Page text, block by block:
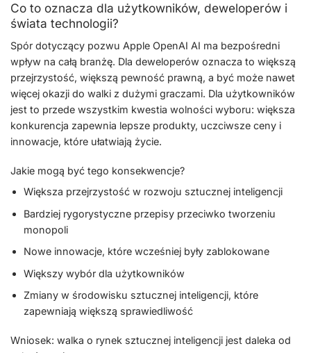
Co to oznacza dla użytkowników, deweloperów i
świata technologii?
Spór dotyczący pozwu Apple OpenAI AI ma bezpośredni
wpływ na całą branżę. Dla deweloperów oznacza to większą
przejrzystość, większą pewność prawną, a być może nawet
więcej okazji do walki z dużymi graczami. Dla użytkowników
jest to przede wszystkim kwestia wolności wyboru: większa
konkurencja zapewnia lepsze produkty, uczciwsze ceny i
innowacje, które ułatwiają życie.
Jakie mogą być tego konsekwencje?
Większa przejrzystość w rozwoju sztucznej inteligencji
Bardziej rygorystyczne przepisy przeciwko tworzeniu
monopoli
Nowe innowacje, które wcześniej były zablokowane
Większy wybór dla użytkowników
Zmiany w środowisku sztucznej inteligencji, które
zapewniają większą sprawiedliwość
Wniosek: walka o rynek sztucznej inteligencji jest daleka od